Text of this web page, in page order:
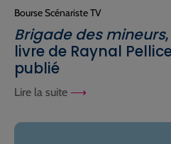
Bourse Scénariste TV
Brigade des mineurs
livre de Raynal
publié
Lire la suite